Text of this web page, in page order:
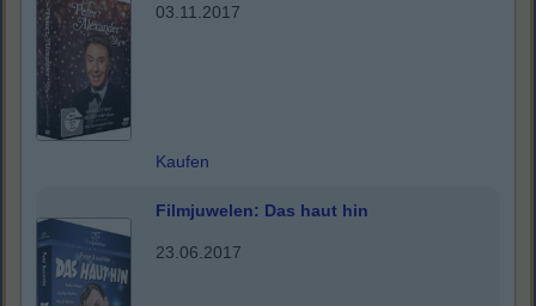
03.11.2017
Kaufen
Filmjuwelen: Das haut hin
23.06.2017